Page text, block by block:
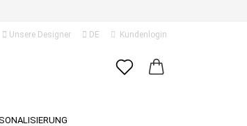
Unsere Designer DE Kundenlogin